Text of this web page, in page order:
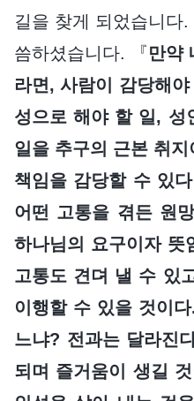
길을 찾게 되었습니다
씀하셨습니다. 『만약
라면, 사람이 감당해
성으로 해야 할 일, 성
일을 추구의 근본 취
책임을 감당할 수 있
어떤 고통을 겪든 원
하나님의 요구이자 뜻
고통도 견뎌 낼 수 있
이행할 수 있을 것이
느냐? 전과는 달라진
되며 즐거움이 생길